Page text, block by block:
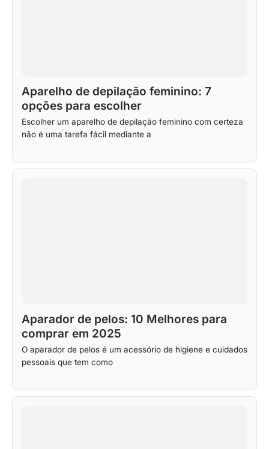
Aparelho de depilação feminino: 7
opções para escolher
Escolher um aparelho de depilação feminino com certeza
não é uma tarefa fácil mediante a
Aparador de pelos: 10 Melhores para
comprar em 2025
O aparador de pelos é um acessório de higiene e cuidados
pessoais que tem como